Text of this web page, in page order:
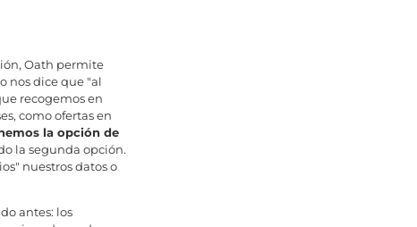
Oath permite
nos dice que "al
recogemos en
como ofertas en
la opción de
la segunda opción.
nuestros datos o
antes: los